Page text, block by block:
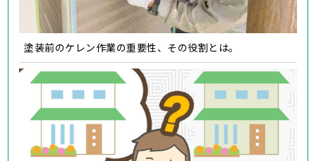
塗装前のケレン作業の重要性、その役割とは。